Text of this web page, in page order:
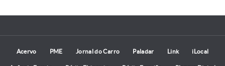
Acervo PME Jornal do Carro Paladar Link iLocal